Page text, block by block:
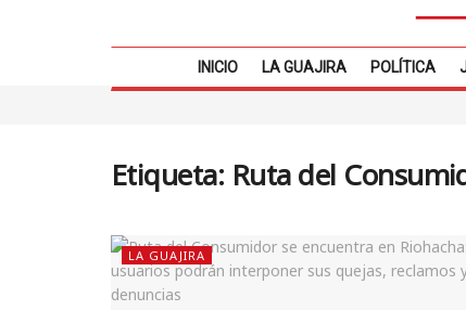
INICIO LA GUAJIRA POLÍTICA
Etiqueta: Ruta del
LA GUAJIRA